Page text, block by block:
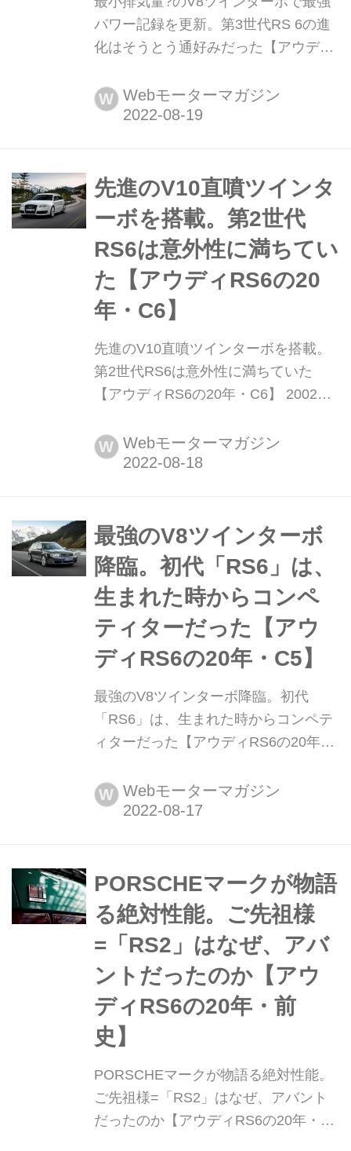
パワー記録を更新。第3世代RS 6の進
化はそうとう通好みだった【アウディ
「アウディ RS 6 アバント」が、2022
年で20周年を迎えた。第3世代となる
だ大排気量にこだわるのではなく緻密
に計算され尽くしたバランスの良い進
化ぶりは、そうとうマニアックな一面
も...
W Webモーターマガジン
先進のV10直噴ツインタ
ーボを搭載。第2世代
RS6は意外性に満ちてい
た【アウディRS6の20
年・C6】
先進のV10直噴ツインターボを搭載。
第2世代RS6は意外性に満ちていた
【アウディRS6の20年・C6】 2002年
ト」が、2022年で20周年を迎えた。第
2世代となるC6は、2008年にデビュー
あくまでさりげなく乗りこなす楽しみ
を満喫させてくれた。
W Webモーターマガジン
最強のV8ツインターボ
降臨。初代「RS6」は、
生まれた時からコンペ
ティターだった【アウ
ディRS6の20年・C5】
最強のV8ツインターボ降臨。初代
「RS6」は、生まれた時からコンペテ
ィターだった【アウディRS6の20年・
RS6 アバント」が、2022年で20周年
を迎えた。初代となるC5は、2002年
値を高めるために誕生した。
W Webモーターマガジン
PORSCHEマークが物語
る絶対性能。ご先祖様
=「RS2」はなぜ、アバ
ントだったのか【アウ
ディRS6の20年・前
史】
PORSCHEマークが物語る絶対性能。
ご先祖様=「RS2」はなぜ、アバント
だったのか【アウディRS6の20年・前